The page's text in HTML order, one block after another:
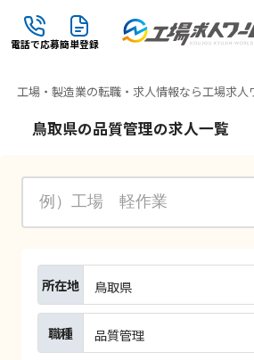
電話で応募簡単登録
工場・製造業の転職・求人情報なら工場求人
鳥取県の品質管理の求人一覧
所在地 鳥取県
職種 品質管理